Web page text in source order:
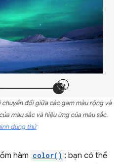
đổi giữa các gam màu rộng và
màu sắc và hiệu ứng của màu sắc.
dùng thử
hàm color() ; bạn có thể